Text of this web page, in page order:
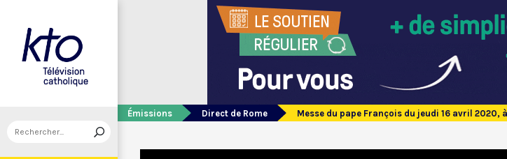
Émissions Direct de Rome Messe du pape François du jeudi 16 avril 2020,